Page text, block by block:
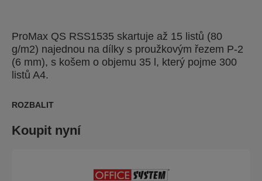
ProMax QS RSS1535 skartuje až 15 listů (80
g/m2) najednou na dílky s proužkovým řezem P-2
(6 mm), s košem o objemu 35 l, který pojme 300
listů A4.
ROZBALIT
Koupit nyní